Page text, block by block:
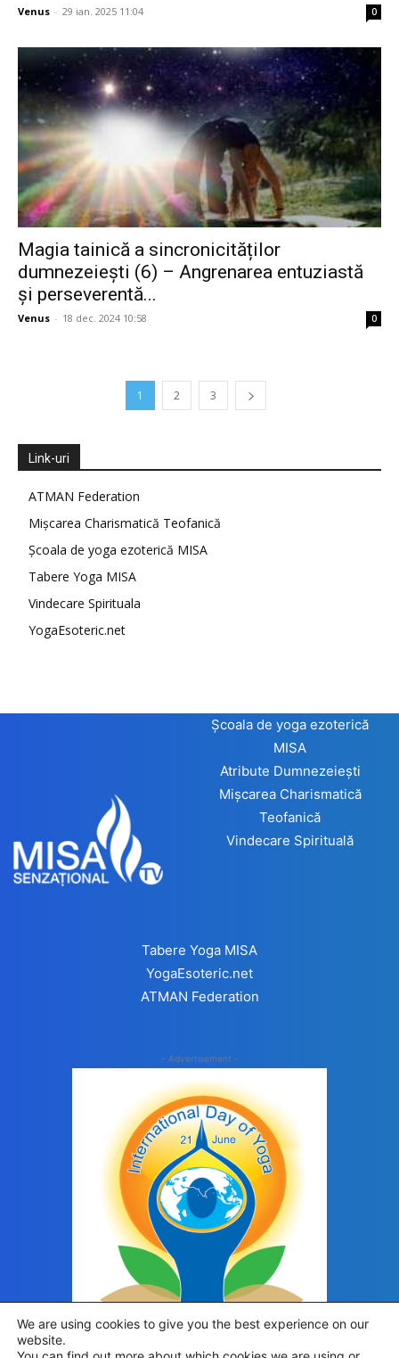
Venus - 29 ian. 2025 11:04 0
Magia tainică a sincronicităților
dumnezeiești (6) – Angrenarea entuziastă
și perseverentă...
Venus - 18 dec. 2024 10:58 0
1 2 3
Link-uri
ATMAN Federation
Mișcarea Charismatică Teofanică
Școala de yoga ezoterică MISA
Tabere Yoga MISA
Vindecare Spirituala
YogaEsoteric.net
Școala de yoga ezoterică
MISA
Atribute Dumnezeiești
Mișcarea Charismatică
Teofanică
Vindecare Spirituală
Tabere Yoga MISA
YogaEsoteric.net
ATMAN Federation
- Advertisement -
We are using cookies to give you the best experience on our
website.